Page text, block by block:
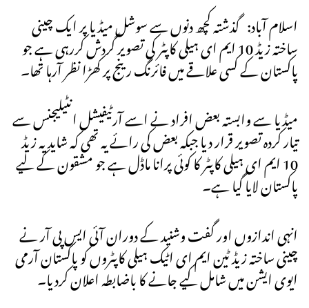
اسلام آباد: گذشتہ کچھ دنوں سے سوشل میڈیا پر ایک چینی
ساختہ زیڈ 10 ایم ای ہیلی کاپٹر کی تصویر گردش کررہی ہے جو
پاکستان کے کسی علاقے میں فائرنگ رینج پر کھڑا نظر آرہا تھا۔
میڈیا سے وابستہ بعض افراد نے اسے آرٹیفیشل انٹیلیجنس سے
تیار کردہ تصویر قرار دیا جبکہ بعض کی رائے یہ تھی کہ شاید یہ زیڈ
10 ایم ای ہیلی کاپٹر کا کوئی پرانا ماڈل ہے جو مشقون کے لیے
پاکستان لایا گیا ہے۔
انہی اندازوں اور گفت وشنید کے دوران آئی ایس پی آر نے
چینی ساختہ زیڈ ٹین ایم ای اٹیک ہیلی کاپٹروں کو پاکستان آرمی
ایوی ایشن میں شامل کیے جانے کا باضابطہ اعلان کردیا۔